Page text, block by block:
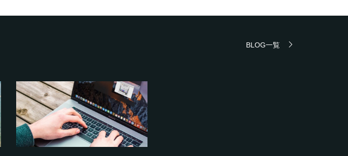
BLOG一覧